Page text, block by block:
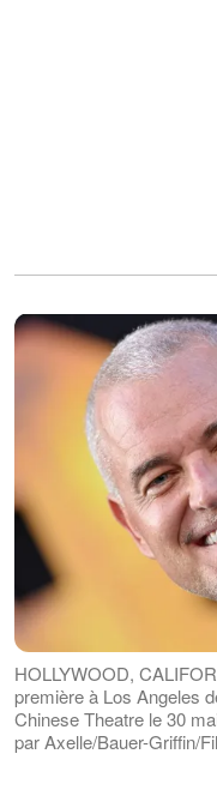
HOLLYWOOD,
première à Los Angeles
Chinese Theatre le 30
par Axelle/Bauer-Griffin/